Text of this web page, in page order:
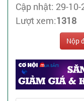
Cập nhật: 29-10-
Lượt xem:1318
Nộp